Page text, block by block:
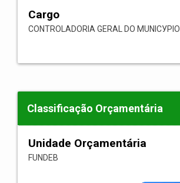
Cargo
CONTROLADORIA GERAL DO MUNICУPIO
Classificação Orçamentária
Unidade Orçamentária
FUNDEB